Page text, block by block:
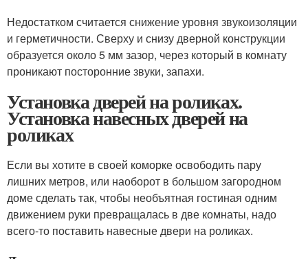
Недостатком считается снижение уровня звукоизоляции
и герметичности. Сверху и снизу дверной конструкции
образуется около 5 мм зазор, через который в комнату
проникают посторонние звуки, запахи.
Установка дверей на роликах.
Установка навесных дверей на
роликах
Если вы хотите в своей коморке освободить пару
лишних метров, или наоборот в большом загородном
доме сделать так, чтобы необъятная гостиная одним
движением руки превращалась в две комнаты, надо
всего-то поставить навесные двери на роликах.